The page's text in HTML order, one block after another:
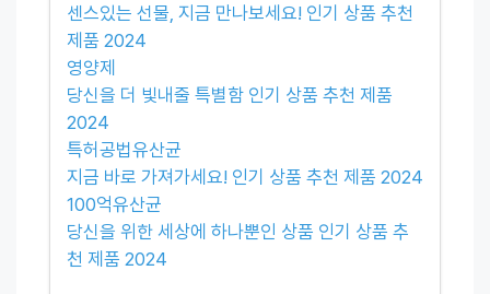
센스있는 선물, 지금 만나보세요! 인기 상품 추천
제품 2024
영양제
당신을 더 빛내줄 특별함 인기 상품 추천 제품
2024
특허공법유산균
지금 바로 가져가세요! 인기 상품 추천 제품 2024
100억유산균
당신을 위한 세상에 하나뿐인 상품 인기 상품 추
천 제품 2024